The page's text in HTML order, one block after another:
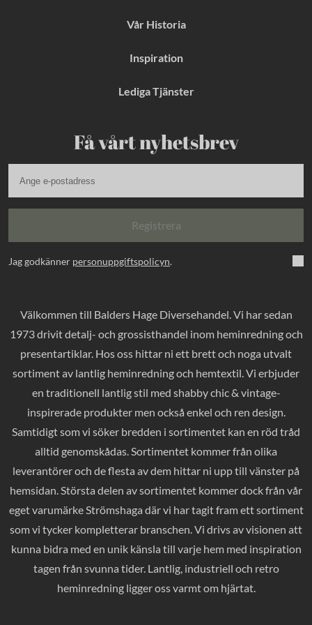
Vår Historia
Inspiration
Lediga Tjänster
Få vårt nyhetsbrev
Registrera
Jag godkänner personuppgiftspolicyn.
Välkommen till Balders Hage Diversehandel. Vi har sedan
1973 drivit detalj- och grossisthandel inom heminredning och
presentartiklar. Hos oss hittar ni ett brett och noga utvalt
sortiment av lantlig heminredning och hemtextil. Vi erbjuder
en traditionell lantlig stil med shabby chic & vintage-
inspirerade produkter men också enkel och ren design.
Samtidigt som vi söker bredden i sortimentet kan en röd tråd
alltid genomskådas. Sortimentet kommer från olika
leverantörer och de flesta av dem hittar ni upp till vänster på
hemsidan. Största delen av sortimentet kommer dock från vår
eget varumärke Strömshaga där vi har tagit fram ett sortiment
som vi tycker kompletterar branschen. Vi drivs av visionen att
kunna bidra med en unik känsla till varje hem med inspiration
tagen från svunna tider. Lantlig, industriell och retro
heminredning ligger oss varmt om hjärtat.